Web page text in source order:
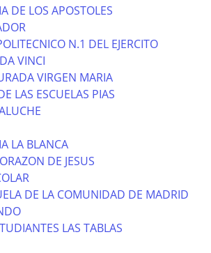
DE LOS APOSTOLES
N.1 DEL EJERCITO
VINCI
VIRGEN MARIA
LAS ESCUELAS PIAS
LA BLANCA
DE JESUS
DE LA COMUNIDAD DE MADRID
LAS TABLAS